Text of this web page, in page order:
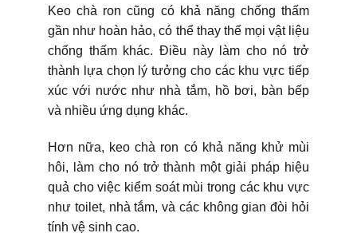
Keo chà ron cũng có khả năng chống thấm
gần như hoàn hảo, có thể thay thế mọi vật liệu
chống thấm khác. Điều này làm cho nó trở
thành lựa chọn lý tưởng cho các khu vực tiếp
xúc với nước như nhà tắm, hồ bơi, bàn bếp
và nhiều ứng dụng khác.
Hơn nữa, keo chà ron có khả năng khử mùi
hôi, làm cho nó trở thành một giải pháp hiệu
quả cho việc kiểm soát mùi trong các khu vực
như toilet, nhà tắm, và các không gian đòi hỏi
tính vệ sinh cao.